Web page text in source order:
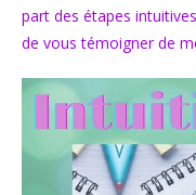
part des étapes
de vous témoigner de